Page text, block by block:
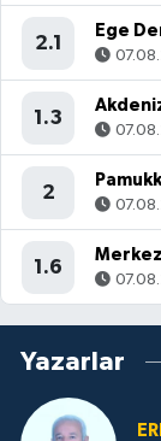
2.1
Ege
1.3
2
1.6
Yazarlar